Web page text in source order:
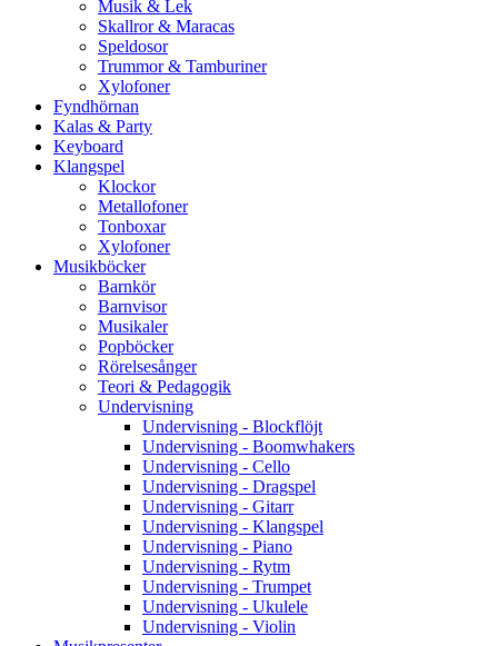
Musik & Lek
Skallror & Maracas
Speldosor
Trummor & Tamburiner
Xylofoner
Fyndhörnan
Kalas & Party
Keyboard
Klangspel
Klockor
Metallofoner
Tonboxar
Xylofoner
Musikböcker
Barnkör
Barnvisor
Musikaler
Popböcker
Rörelsesånger
Teori & Pedagogik
Undervisning
Undervisning - Blockflöjt
Undervisning - Boomwhakers
Undervisning - Cello
Undervisning - Dragspel
Undervisning - Gitarr
Undervisning - Klangspel
Undervisning - Piano
Undervisning - Rytm
Undervisning - Trumpet
Undervisning - Ukulele
Undervisning - Violin